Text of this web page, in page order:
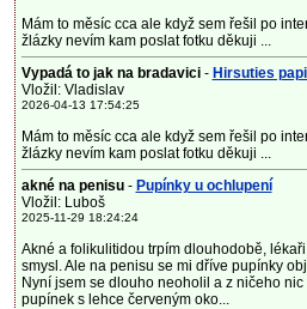
Mám to měsíc cca ale když sem řešil po
žlázky nevím kam poslat fotku děkuji ...
Vypadá to jak na bradavici - Hirsuties
Vložil: Vladislav
2026-04-13 17:54:25
Mám to měsíc cca ale když sem řešil po
žlázky nevím kam poslat fotku děkuji ...
akné na penisu- Pupínky u ochlupení
Vložil: Luboš
2025-11-29 18:24:24
Akné a folikulitidou trpím dlouhodobě,
smysl. Ale na penisu se mi dříve pupínky
Nyní jsem se dlouho neoholil a z ničeho
pupínek s lehce červeným oko...